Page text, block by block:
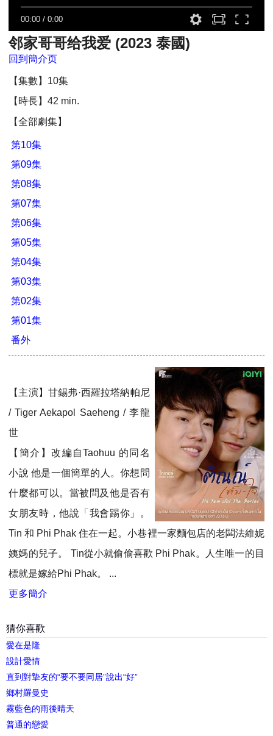
00:00 /0:00
邻家哥哥给我爱 (2023 泰國)
回到簡介页
【集數】10集
【時長】42 min.
【全部劇集】
第10集
第09集
第08集
第07集
第06集
第05集
第04集
第03集
第02集
第01集
番外
【主演】甘錫弗·西羅拉塔納帕尼
/ Tiger Aekapol Saeheng / 李龍
世
【簡介】改編自Taohuu 的同名
小說 他是一個簡單的人。你想問
什麼都可以。當被問及他是否有
女朋友時，他說「我會踢你」。
Tin 和 Phi Phak 住在一起。小巷裡一家麵包店的老闆法維妮
姨媽的兒子。 Tin從小就偷偷喜歡 Phi Phak。人生唯一的目
標就是嫁給Phi Phak。 ...
更多簡介
猜你喜歡
愛在是隆
設計愛情
直到對摯友的“要不要同居”說出“好”
鄉村羅曼史
霧藍色的雨後晴天
普通的戀愛